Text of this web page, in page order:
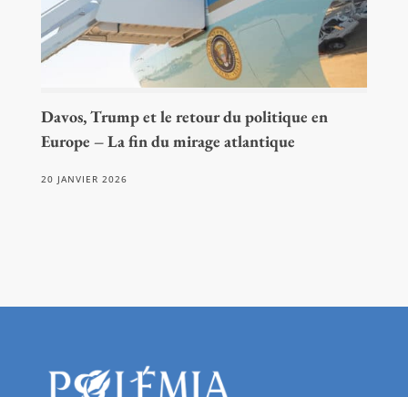
Davos, Trump et le retour du politique en
Europe – La fin du mirage atlantique
20 JANVIER 2026